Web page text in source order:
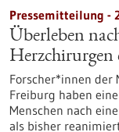
Pressemitteilung -
Überleben
Herzchirurgen
Forscher*innen der
Freiburg haben
Menschen nach
als bisher